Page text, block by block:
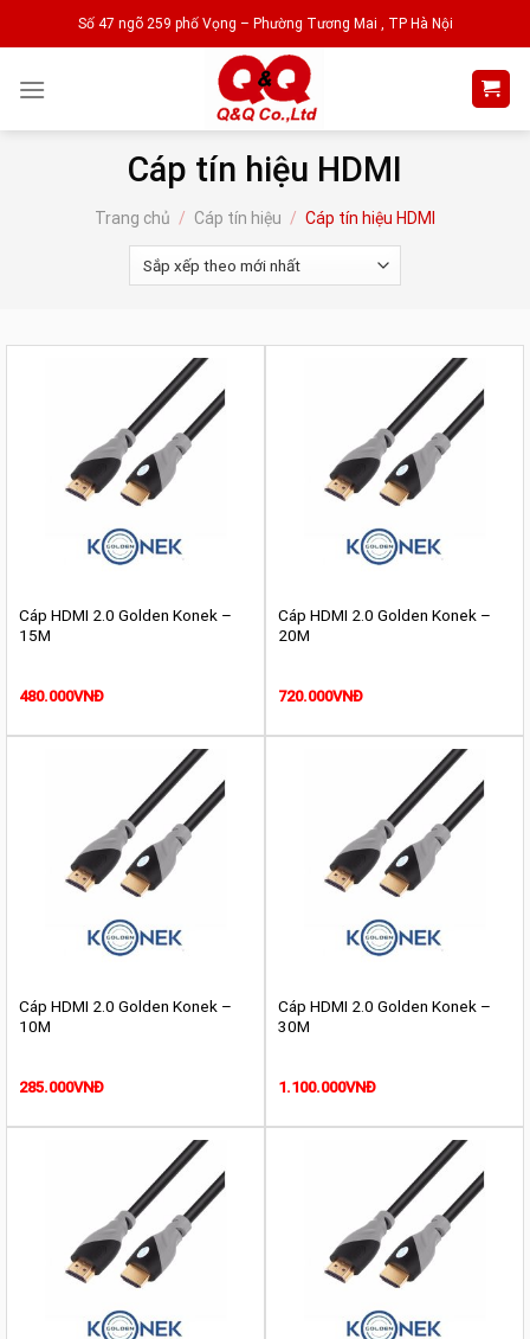
to
Số 47 ngõ 259 phố Vọng – Phường Tương Mai , TP Hà Nội
Cáp tín hiệu HDMI
Trang chủ / Cáp tín hiệu / Cáp tín hiệu HDMI
Cáp HDMI 2.0 Golden Konek –
15M
480.000VNĐ
Cáp HDMI 2.0 Golden Konek –
20M
720.000VNĐ
Cáp HDMI 2.0 Golden Konek –
10M
285.000VNĐ
Cáp HDMI 2.0 Golden Konek –
30M
1.100.000VNĐ